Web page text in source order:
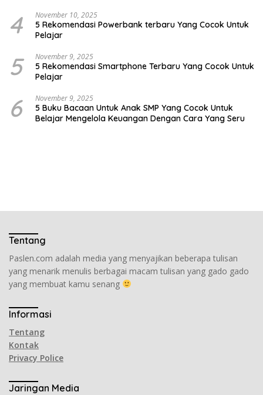
4 November 10, 2025
5 Rekomendasi Powerbank terbaru Yang Cocok Untuk
Pelajar
5 November 9, 2025
5 Rekomendasi Smartphone Terbaru Yang Cocok Untuk
Pelajar
6 November 9, 2025
5 Buku Bacaan Untuk Anak SMP Yang Cocok Untuk
Belajar Mengelola Keuangan Dengan Cara Yang Seru
Tentang
Paslen.com adalah media yang menyajikan beberapa tulisan
yang menarik menulis berbagai macam tulisan yang gado gado
yang membuat kamu senang
Informasi
Tentang
Kontak
Privacy Police
Jaringan Media